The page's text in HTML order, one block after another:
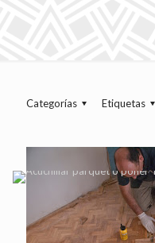
Categorías Etiquetas